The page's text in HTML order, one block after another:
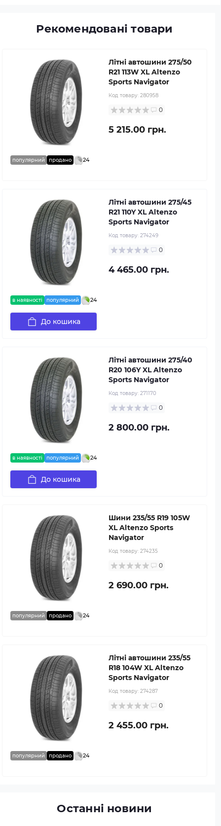
Рекомендовані товари
популярний продано 24
Літні автошини 275/50
R21 113W XL Altenzo
Sports Navigator
Код товару: 280958
0
5 215.00 грн.
в наявності популярний 24
Літні автошини 275/45
R21 110Y XL Altenzo
Sports Navigator
Код товару: 274249
0
4 465.00 грн.
До кошика
в наявності популярний 24
Літні автошини 275/40
R20 106Y XL Altenzo
Sports Navigator
Код товару: 271170
0
2 800.00 грн.
До кошика
популярний продано 24
Шини 235/55 R19 105W
XL Altenzo Sports
Navigator
Код товару: 274235
0
2 690.00 грн.
популярний продано 24
Літні автошини 235/55
R18 104W XL Altenzo
Sports Navigator
Код товару: 274287
0
2 455.00 грн.
Останні новини